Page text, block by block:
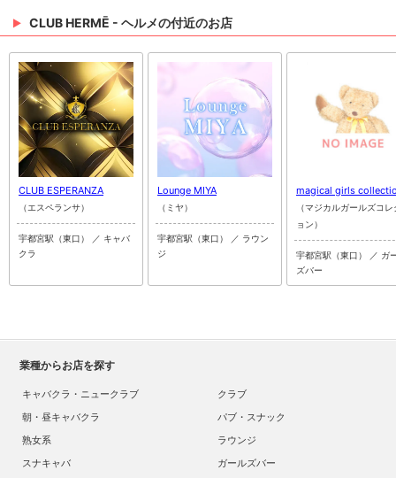
CLUB HERMĒ - ヘルメの付近のお店
CLUB ESPERANZA
（エスペランサ）
宇都宮駅（東口） ／ キャバ
クラ
Lounge MIYA
（ミヤ）
宇都宮駅（東口） ／ ラウン
ジ
magical girls
（マジカルガールズコレ
ョン）
宇都宮駅（東口） ／ ガ
ズバー
業種からお店を探す
キャバクラ・ニュークラブ
クラブ
朝・昼キャバクラ
パブ・スナック
熟女系
ラウンジ
スナキャバ
ガールズバー